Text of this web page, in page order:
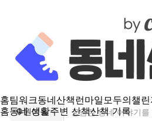
홈팀워크동네산책런마일모두의챌
홈동네 생활주변 산책산책 기록
원미동